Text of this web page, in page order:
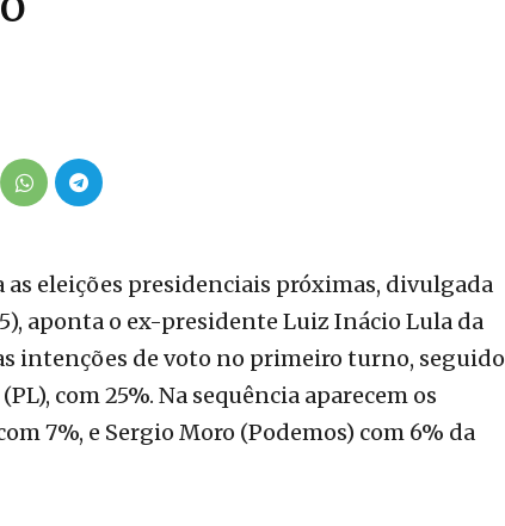
as eleições presidenciais próximas, divulgada
aponta o ex-presidente Luiz Inácio Lula da
intenções de voto no primeiro turno, seguido
com 25%. Na sequência aparecem os
7%, e Sergio Moro (Podemos) com 6% da